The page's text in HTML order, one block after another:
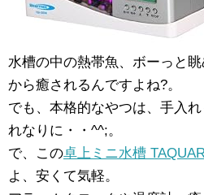
水槽の中の熱帯魚、ボーっと
から癒されるんですよね?。
でも、本格的なやつは、手入
れなりに・・^^;。
で、この卓上ミニ水槽
よ、安くて気軽。